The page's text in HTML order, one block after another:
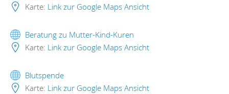
Karte: Link zur Google Maps Ansicht
Beratung zu Mutter-Kind-Kuren
Karte: Link zur Google Maps Ansicht
Blutspende
Karte: Link zur Google Maps Ansicht